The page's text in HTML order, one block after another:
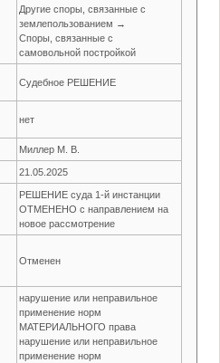
Другие споры, связанные с
землепользованием →
Споры, связанные с
самовольной постройкой
Судебное РЕШЕНИЕ
нет
Миллер М. В.
21.05.2025
РЕШЕНИЕ суда 1-й инстанции
ОТМЕНЕНО с направлением на
новое рассмотрение
Отменен
нарушение или неправильное
применение норм
МАТЕРИАЛЬНОГО права
нарушение или неправильное
применение норм